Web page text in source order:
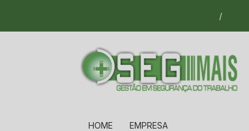
/
HOME EMPRESA